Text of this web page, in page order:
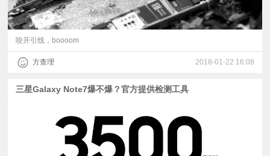
快
讯
测
咬开引线，boooom
方查理 2018-01-22 16:08
三星Galaxy Note7爆不爆？官方提供检测工具